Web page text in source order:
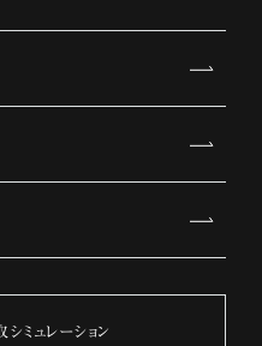
シミュレーション